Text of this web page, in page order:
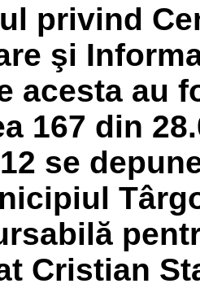
privind
şi
acesta au
167 din
se
Cristian